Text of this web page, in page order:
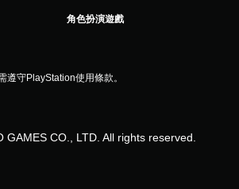
角色扮演遊戲
遵守PlayStation使用條款。
GAMES CO., LTD. All rights reserved.